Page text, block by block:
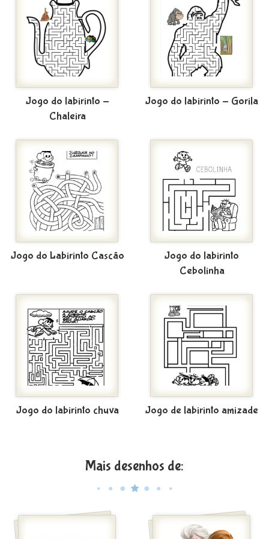
Jogo do labirinto -
Chaleira
Jogo do labirinto - Gorila
Jogo do Labirinto Cascão
Jogo do labirinto
Cebolinha
Jogo do labirinto chuva Jogo de labirinto amizade
Mais desenhos de: